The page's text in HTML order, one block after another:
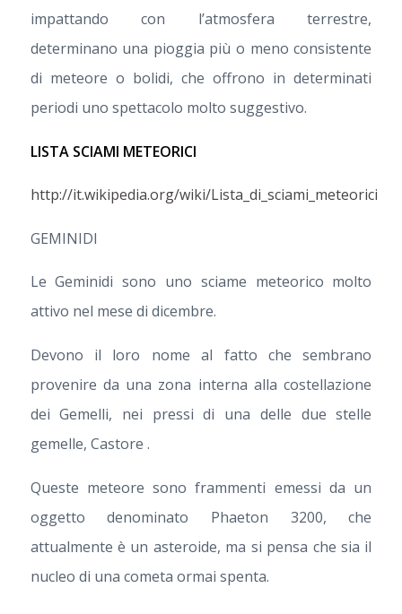
impattando con l’atmosfera terrestre,
determinano una pioggia più o meno consistente
di meteore o bolidi, che offrono in determinati
periodi uno spettacolo molto suggestivo.
LISTA SCIAMI METEORICI
http://it.wikipedia.org/wiki/Lista_di_sciami_meteorici
GEMINIDI
Le Geminidi sono uno sciame meteorico molto
attivo nel mese di dicembre.
Devono il loro nome al fatto che sembrano
provenire da una zona interna alla costellazione
dei Gemelli, nei pressi di una delle due stelle
gemelle, Castore .
Queste meteore sono frammenti emessi da un
oggetto denominato Phaeton 3200, che
attualmente è un asteroide, ma si pensa che sia il
nucleo di una cometa ormai spenta.